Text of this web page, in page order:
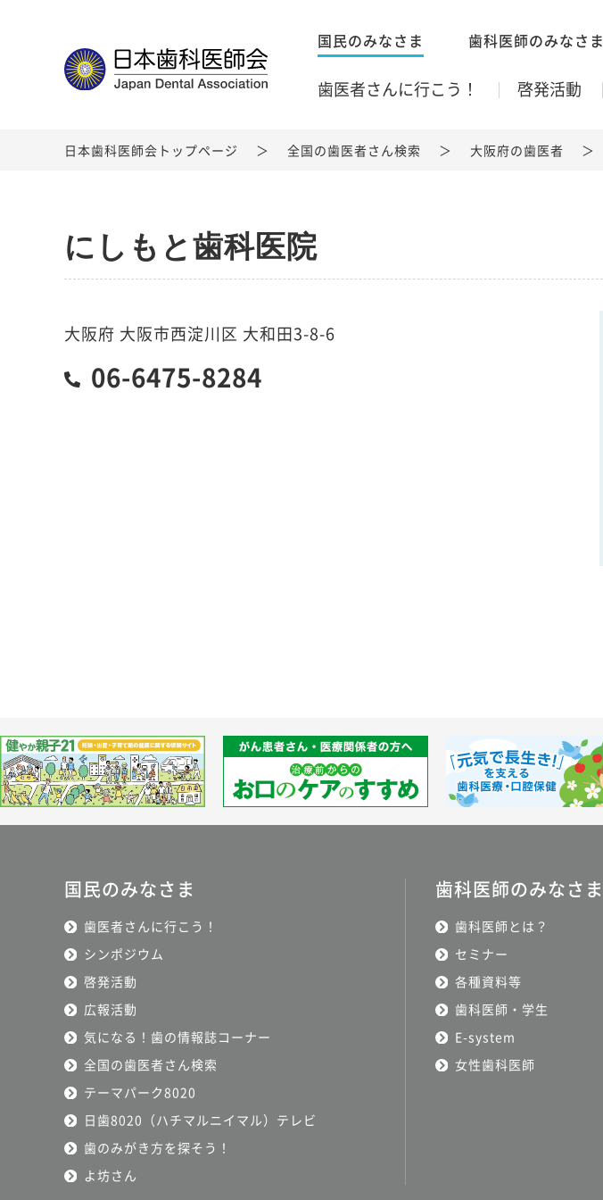
国民のみなさま 歯科医師のみなさま
歯医者さんに行こう！ 啓発活動
日本歯科医師会トップページ 全国の歯医者さん検索 大阪府の歯医者
にしもと歯科医院
大阪府 大阪市西淀川区 大和田3-8-6
06-6475-8284
国民のみなさま
歯医者さんに行こう！
シンポジウム
啓発活動
広報活動
気になる！歯の情報誌コーナー
全国の歯医者さん検索
テーマパーク8020
日歯8020（ハチマルニイマル）テレビ
歯のみがき方を探そう！
よ坊さん
歯科医師のみなさま
歯科医師とは？
セミナー
各種資料等
歯科医師・学生
E-system
女性歯科医師